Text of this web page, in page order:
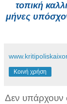
τοπική
μήνες
Κοινή χρήση
Δεν υπάρχουν